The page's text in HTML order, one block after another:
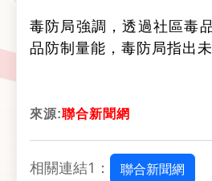
毒防局強調，透過社區毒
品防制量能，毒防局指出
來源:聯合新聞網
相關連結1： 聯合新聞網